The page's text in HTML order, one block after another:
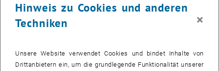
Professor_in?
Vertretung eines Fachgebiets und Entwicklung dieses Fachgebiets
eigenständige Forschung und Lehre; Publikationstätigkeit;
Einbindung in die Scientific Community; Betreuung von
Hinweis zu Cookies und anderen
Techniken
×
Unsere Website verwendet Cookies und bindet Inhalte von
Drittanbietern ein, um die grundlegende Funktionalität unserer